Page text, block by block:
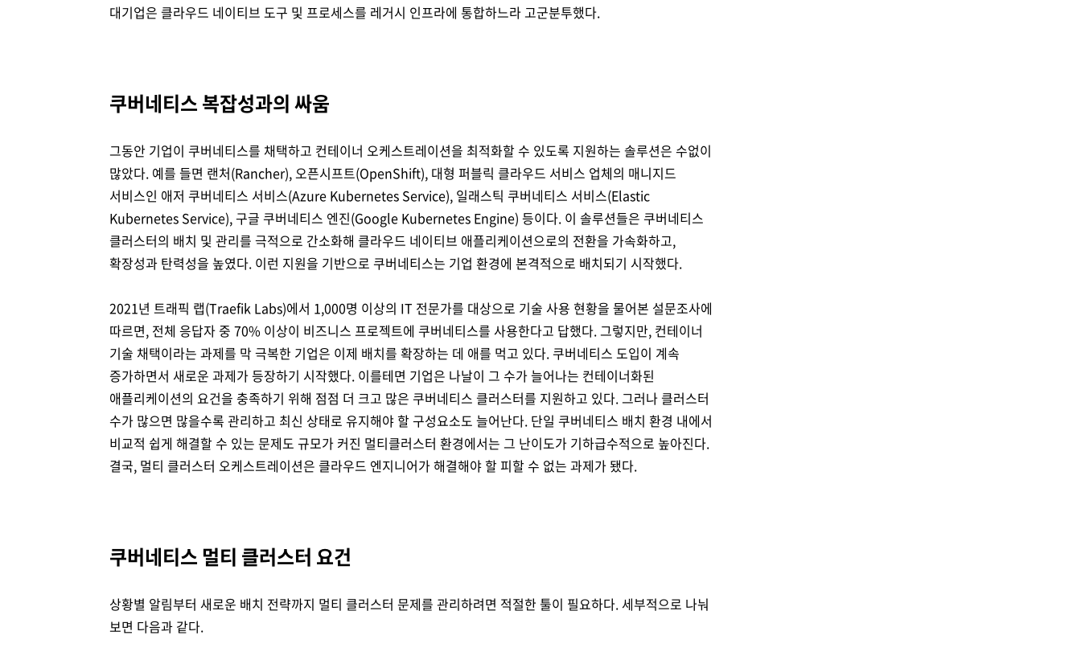
대기업은 클라우드 네이티브 도구 및 프로세스를 레거시 인프라에 통합하느라 고군분투했다.
쿠버네티스 복잡성과의 싸움
그동안 기업이 쿠버네티스를 채택하고 컨테이너 오케스트레이션을 최적화할 수 있도록 지원하는 솔루션은 수없이
많았다. 예를 들면 랜처(Rancher), 오픈시프트(OpenShift), 대형 퍼블릭 클라우드 서비스 업체의 매니지드
서비스인 애저 쿠버네티스 서비스(Azure Kubernetes Service), 일래스틱 쿠버네티스 서비스(Elastic
Kubernetes Service), 구글 쿠버네티스 엔진(Google Kubernetes Engine) 등이다. 이 솔루션들은 쿠버네티스
클러스터의 배치 및 관리를 극적으로 간소화해 클라우드 네이티브 애플리케이션으로의 전환을 가속화하고,
확장성과 탄력성을 높였다. 이런 지원을 기반으로 쿠버네티스는 기업 환경에 본격적으로 배치되기 시작했다.
2021년 트래픽 랩(Traefik Labs)에서 1,000명 이상의 IT 전문가를 대상으로 기술 사용 현황을 물어본 설문조사에
따르면, 전체 응답자 중 70% 이상이 비즈니스 프로젝트에 쿠버네티스를 사용한다고 답했다. 그렇지만, 컨테이너
기술 채택이라는 과제를 막 극복한 기업은 이제 배치를 확장하는 데 애를 먹고 있다. 쿠버네티스 도입이 계속
증가하면서 새로운 과제가 등장하기 시작했다. 이를테면 기업은 나날이 그 수가 늘어나는 컨테이너화된
애플리케이션의 요건을 충족하기 위해 점점 더 크고 많은 쿠버네티스 클러스터를 지원하고 있다. 그러나 클러스터
수가 많으면 많을수록 관리하고 최신 상태로 유지해야 할 구성요소도 늘어난다. 단일 쿠버네티스 배치 환경 내에서
비교적 쉽게 해결할 수 있는 문제도 규모가 커진 멀티클러스터 환경에서는 그 난이도가 기하급수적으로 높아진다.
결국, 멀티 클러스터 오케스트레이션은 클라우드 엔지니어가 해결해야 할 피할 수 없는 과제가 됐다.
쿠버네티스 멀티 클러스터 요건
상황별 알림부터 새로운 배치 전략까지 멀티 클러스터 문제를 관리하려면 적절한 툴이 필요하다. 세부적으로 나눠
보면 다음과 같다.